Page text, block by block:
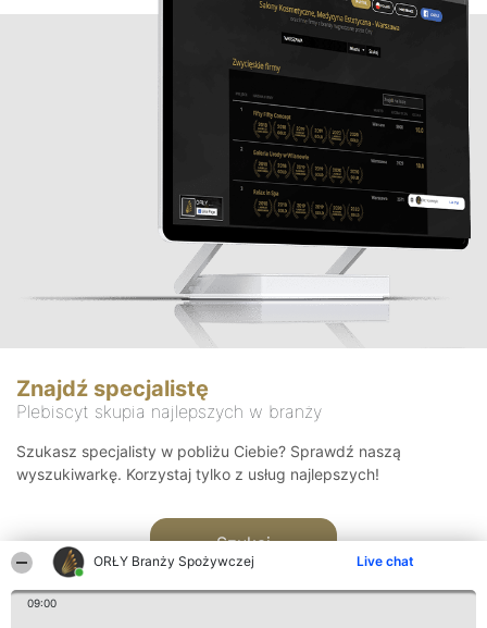
ORŁY Branży Spożywczej Live chat
09:00
Znajdź specjalistę
Plebiscyt skupia najlepszych w branży
Szukasz specjalisty w pobliżu Ciebie? Sprawdź naszą
wyszukiwarkę. Korzystaj tylko z usług najlepszych!
Szukaj